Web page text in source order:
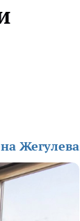
Жегулева